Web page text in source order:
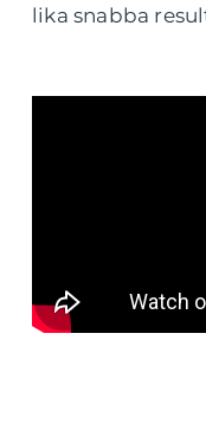
lika snabba